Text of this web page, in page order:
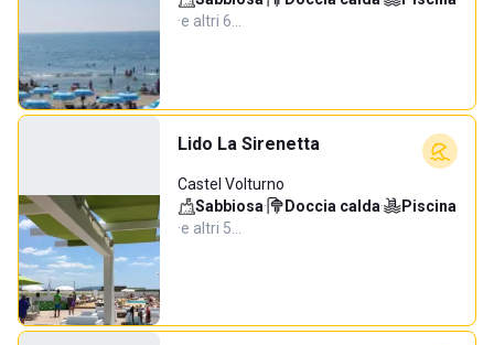
·e altri 6…
Lido La Sirenetta
Castel Volturno
Sabbiosa· Doccia calda·
Piscina
·e altri 5…